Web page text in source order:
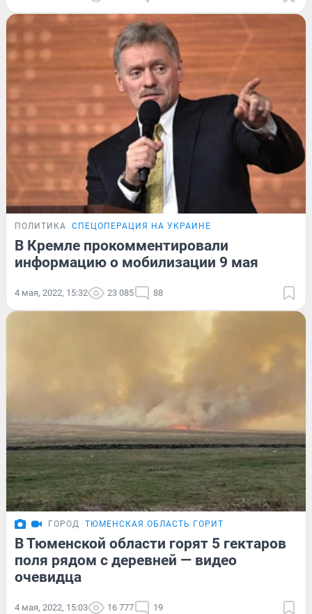
ПОЛИТИКА СПЕЦОПЕРАЦИЯ НА УКРАИНЕ
В Кремле прокомментировали
информацию о мобилизации 9 мая
4 мая, 2022, 15:32 23 085 88
ГОРОД ТЮМЕНСКАЯ ОБЛАСТЬ ГОРИТ
В Тюменской области горят 5 гектаров
поля рядом с деревней — видео
очевидца
4 мая, 2022, 15:03 16 777 19